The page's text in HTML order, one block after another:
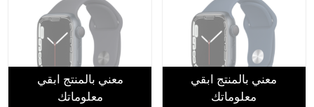
معني بالمنتج ابقي
معلوماتك
معني بالمنتج ابقي
معلوماتك